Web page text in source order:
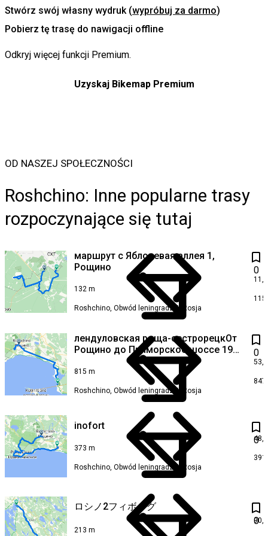
Stwórz swój własny wydruk (wypróbuj za darmo)
Pobierz tę trasę do nawigacji offline
Odkryj więcej funkcji Premium.
Uzyskaj Bikemap Premium
OD NASZEJ SPOŁECZNOŚCI
Roshchino: Inne popularne trasy
rozpoczynające się tutaj
0
маршрут с Яблоневая аллея 1,
Рощино
132 m
115
Roshchino, Obwód leningradzki, Rosja
0
лендуловская роща-сестрорецкОт
Рощино до Приморское шоссе 194,
Санкт-Петербург
815 m
847
Roshchino, Obwód leningradzki, Rosja
0
inofort
373 m
391
Roshchino, Obwód leningradzki, Rosja
0
ロシノ2フィボルグ
213 m